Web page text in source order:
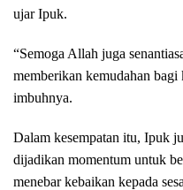
ujar Ipuk.
“Semoga Allah juga
memberikan kemudahan
imbuhnya.
Dalam kesempatan itu, Ipuk
dijadikan momentum untuk
menebar kebaikan kepada